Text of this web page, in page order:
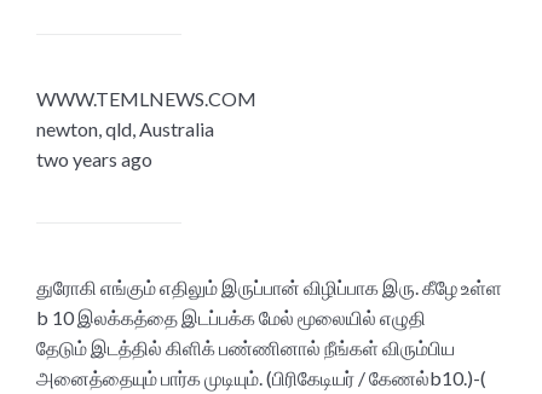
WWW.TEMLNEWS.COM
newton, qld, Australia
two years ago
துரோகி எங்கும் எதிலும் இருப்பான் விழிப்பாக இரு. கீழே உள்ள
b 10 இலக்கத்தை இடப்பக்க மேல் மூலையில் எழுதி
தேடும் இடத்தில் கிளிக் பண்ணினால் நீங்கள் விரும்பிய
அனைத்தையும் பார்க முடியும். (பிரிகேடியர் / கேணல்b10.)-(